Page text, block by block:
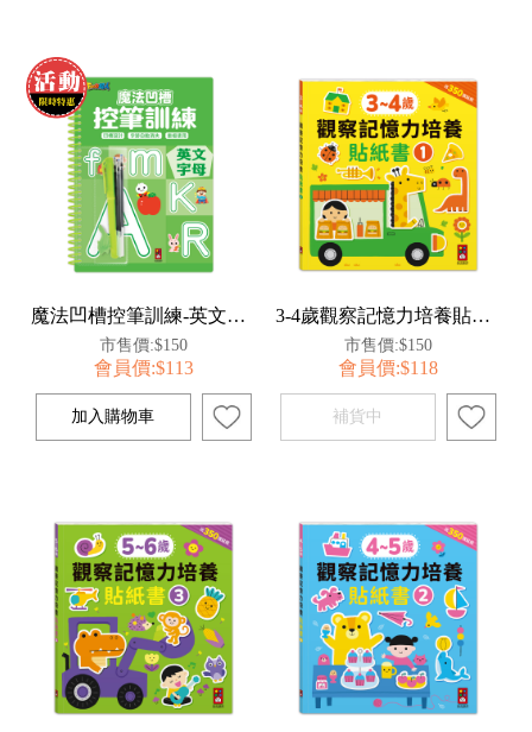
魔法凹槽控筆訓練-英文字母
市售價:$150
會員價:$113
3-4歲觀察記憶力培養貼紙書
市售價:$150
會員價:$118